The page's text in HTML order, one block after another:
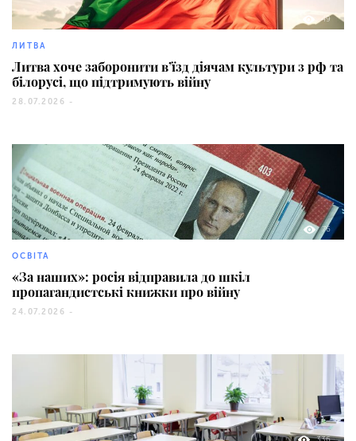
49
ЛИТВА
Литва хоче заборонити в’їзд діячам культури з рф та
білорусі, що підтримують війну
28.07.2026 -
76
ОСВІТА
«За наших»: росія відправила до шкіл
пропагандистські книжки про війну
24.07.2026 -